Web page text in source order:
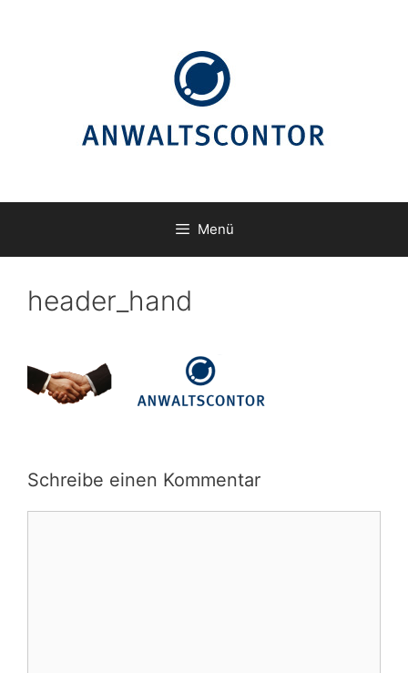
Menü
header_hand
Schreibe einen Kommentar